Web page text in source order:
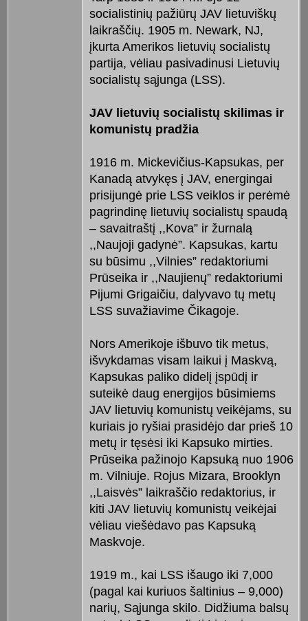
socialistinių pažiūrų JAV lietuviškų
laikraščių. 1905 m. Newark, NJ,
įkurta Amerikos lietuvių socialistų
partija, vėliau pasivadinusi Lietuvių
socialistų sąjunga (LSS).
JAV lietuvių socialistų skilimas ir
komunistų pradžia
1916 m. Mickevičius-Kapsukas, per
Kanadą atvykęs į JAV, energingai
prisijungė prie LSS veiklos ir perėmė
pagrindinę lietuvių socialistų spaudą
– savaitraštį ,,Kova” ir žurnalą
,,Naujoji gadynė”. Kapsukas, kartu
su būsimu ,,Vilnies” redaktoriumi
Prūseika ir ,,Naujienų” redaktoriumi
Pijumi Grigaičiu, dalyvavo tų metų
LSS suvažiavime Čikagoje.
Nors Amerikoje išbuvo tik metus,
išvykdamas visam laikui į Maskvą,
Kapsukas paliko didelį įspūdį ir
suteikė daug energijos būsimiems
JAV lietuvių komunistų veikėjams, su
kuriais jo ryšiai prasidėjo dar prieš 10
metų ir tęsėsi iki Kapsuko mirties.
Prūseika pažinojo Kapsuką nuo 1906
m. Vilniuje. Rojus Mizara, Brooklyn
,,Laisvės” laikraščio redaktorius, ir
kiti JAV lietuvių komunistų veikėjai
vėliau viešėdavo pas Kapsuką
Maskvoje.
1919 m., kai LSS išaugo iki 7,000
(pagal kai kuriuos šaltinius – 9,000)
narių, Sąjunga skilo. Didžiuma balsų